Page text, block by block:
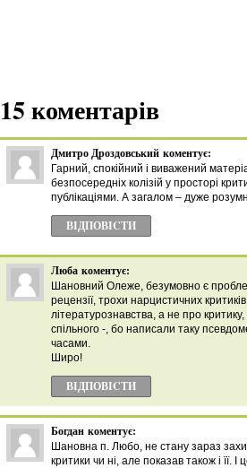
15 коментарів
Дмитро Дроздовський коментує:
Гарний, спокійний і виважений
безпосередніх колізій у просторі
публікаціями. А загалом – дуже
ВІДПОВІCТИ
Люба коментує:
Шановний Олеже, безумовно є
рецензії, трохи нарцистичних
літературознавства, а не про
спільного -, бо написали таку
часами.
Широ!
ВІДПОВІCТИ
Богдан коментує:
Шановна п. Любо, не стану зараз
критики чи ні, але показав також і її.